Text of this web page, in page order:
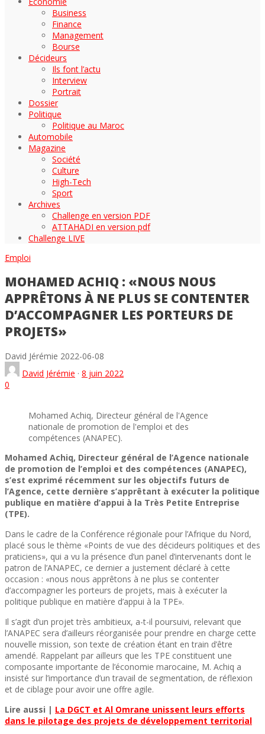
Business
Finance
Management
Bourse
Décideurs
Ils font l’actu
Interview
Portrait
Dossier
Politique
Politique au Maroc
Automobile
Magazine
Société
Culture
High-Tech
Sport
Archives
Challenge en version PDF
ATTAHADI en version pdf
Challenge LIVE
Emploi
MOHAMED ACHIQ : «NOUS NOUS
APPRÊTONS À NE PLUS SE CONTENTER
D’ACCOMPAGNER LES PORTEURS DE
PROJETS»
David Jérémie 2022-06-08
David Jérémie · 8 juin 2022
0
Mohamed Achiq, Directeur général de l'Agence
nationale de promotion de l'emploi et des
compétences (ANAPEC).
Mohamed Achiq, Directeur général de l’Agence nationale
de promotion de l’emploi et des compétences (ANAPEC),
s’est exprimé récemment sur les objectifs futurs de
l’Agence, cette dernière s’apprêtant à exécuter la politique
publique en matière d’appui à la Très Petite Entreprise
(TPE).
Dans le cadre de la Conférence régionale pour l’Afrique du Nord,
placé sous le thème «Points de vue des décideurs politiques et des
praticiens», qui a vu la présence d’un panel d’intervenants dont le
patron de l’ANAPEC, ce dernier a justement déclaré à cette
occasion : «nous nous apprêtons à ne plus se contenter
d’accompagner les porteurs de projets, mais à exécuter la
politique publique en matière d’appui à la TPE».
Il s’agit d’un projet très ambitieux, a-t-il poursuivi, relevant que
l’ANAPEC sera d’ailleurs réorganisée pour prendre en charge cette
nouvelle mission, son texte de création étant en train d’être
amendé. Rappelant par ailleurs que les TPE constituent une
composante importante de l’économie marocaine, M. Achiq a
insisté sur l’importance d’un travail de segmentation, de réflexion
et de ciblage pour avoir une offre agile.
Lire aussi | La DGCT et Al Omrane unissent leurs efforts
dans le pilotage des projets de développement territorial